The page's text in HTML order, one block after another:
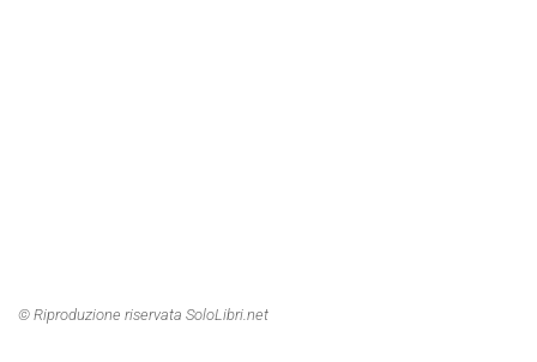
© Riproduzione riservata SoloLibri.net